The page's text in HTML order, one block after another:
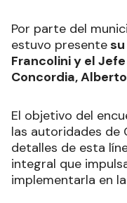
Por parte del
estuvo presente
Francolini y el
Concordia,
El objetivo del
las autoridades de
detalles de esta
integral que
implementarla en